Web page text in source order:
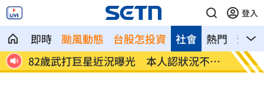
登入
即時 颱風動態 台股怎投資 熱門 影音
社會
化 82歲武打巨星近況曝光 本人認狀況不太
好
薔薔
紅